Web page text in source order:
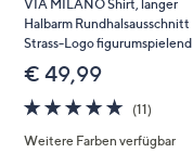
VIA MILANO Shirt, langer
Halbarm Rundhalsausschnitt
Strass-Logo figurumspielend
€ 49,99
4.6
von
5
(11)11
Weitere Farben verfügbar